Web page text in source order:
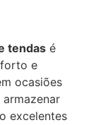
tendas é
e
ocasiões
excelentes